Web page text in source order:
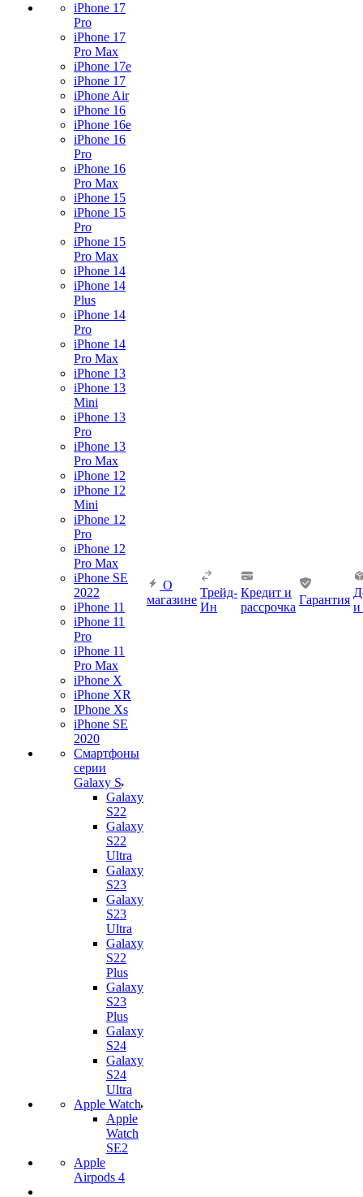
iPhone 17
Pro
iPhone 17
Pro Max
iPhone 17e
iPhone 17
iPhone Air
iPhone 16
iPhone 16e
iPhone 16
Pro
iPhone 16
Pro Max
iPhone 15
iPhone 15
Pro
iPhone 15
Pro Max
iPhone 14
iPhone 14
Plus
iPhone 14
Pro
iPhone 14
Pro Max
iPhone 13
iPhone 13
Mini
iPhone 13
Pro
iPhone 13
Pro Max
iPhone 12
iPhone 12
Mini
iPhone 12
Pro
iPhone 12
Pro Max
iPhone SE
2022
iPhone 11
iPhone 11
Pro
iPhone 11
Pro Max
iPhone X
iPhone XR
IPhone Xs
iPhone SE
2020
Смартфоны
серии
Galaxy S
Galaxy
S22
Galaxy
S22
Ultra
Galaxy
S23
Galaxy
S23
Ultra
Galaxy
S22
Plus
Galaxy
S23
Plus
Galaxy
S24
Galaxy
S24
Ultra
Apple Watch
Apple
Watch
SE2
Apple
Airpods 4
О
магазине
Трейд-
Ин
Кредит и
рассрочка
Гарантия
и